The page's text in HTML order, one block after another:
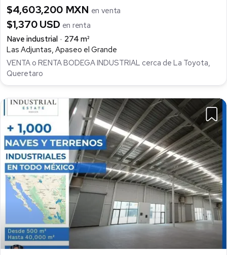
$4,603,200 MXN en venta
$1,370 USD en renta
Nave industrial
274 m²
Las Adjuntas, Apaseo el Grande
VENTA o RENTA BODEGA INDUSTRIAL cerca de La Toyota,
Queretaro